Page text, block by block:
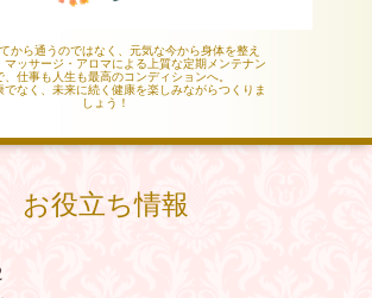
から通うのではなく、元気な今から身体を整え
マッサージ・アロマによる上質な定期メンテナン
、仕事も人生も最高のコンディションへ。
でなく、未来に続く健康を楽しみながらつくりま
しょう！
お役立ち情報